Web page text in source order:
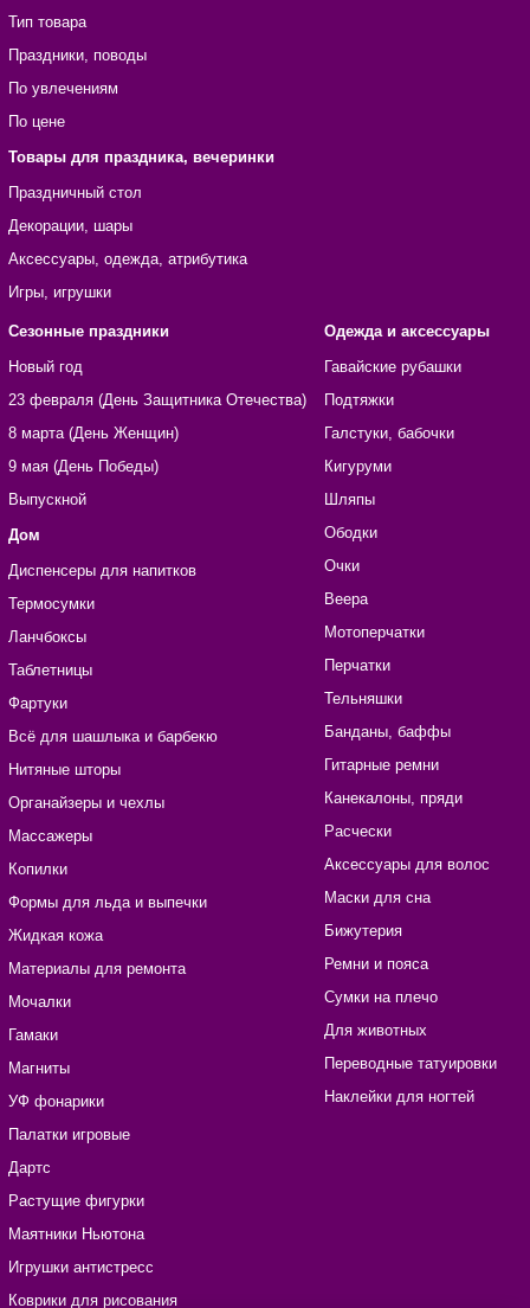
Тип товара
Праздники, поводы
По увлечениям
По цене
Товары для праздника, вечеринки
Праздничный стол
Декорации, шары
Аксессуары, одежда, атрибутика
Игры, игрушки
Сезонные праздники
Новый год
23 февраля (День Защитника Отечества)
8 марта (День Женщин)
9 мая (День Победы)
Выпускной
Дом
Диспенсеры для напитков
Термосумки
Ланчбоксы
Таблетницы
Фартуки
Всё для шашлыка и барбекю
Нитяные шторы
Органайзеры и чехлы
Массажеры
Копилки
Формы для льда и выпечки
Жидкая кожа
Материалы для ремонта
Мочалки
Гамаки
Магниты
УФ фонарики
Палатки игровые
Дартс
Растущие фигурки
Маятники Ньютона
Игрушки антистресс
Коврики для рисования
Одежда и аксессуары
Гавайские рубашки
Подтяжки
Галстуки, бабочки
Кигуруми
Шляпы
Ободки
Очки
Веера
Мотоперчатки
Перчатки
Тельняшки
Банданы, баффы
Гитарные ремни
Канекалоны, пряди
Расчески
Аксессуары для волос
Маски для сна
Бижутерия
Ремни и пояса
Сумки на плечо
Для животных
Переводные татуировки
Наклейки для ногтей